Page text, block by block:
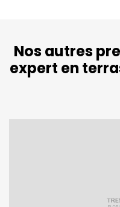
Nos autres
expert en